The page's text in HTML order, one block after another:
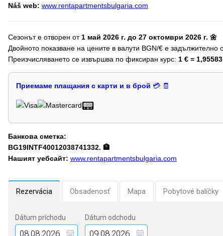
Náš web: www.rentapartmentsbulgaria.com
Сезонът е отворен от 1 май 2026 г. до 27 октомври 2026 г. 🌼
Двойното показване на цените в валути BGN/€ е задължително
Преизчисляването се извършва по фиксиран курс: 1 € =
Приемаме плащания с карти и в брой 💳 🧾
📟
Банкова сметка:
BG19INTF40012038741332. 🏦
Нашият уебсайт: www.rentapartmentsbulgaria.com
Rezervácia Obsadenosť Mapa Pobytové balíčky
Dátum príchodu Dátum odchodu